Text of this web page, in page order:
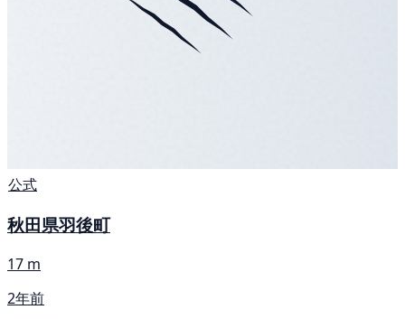
公式
秋田県羽後町
17 m
2年前